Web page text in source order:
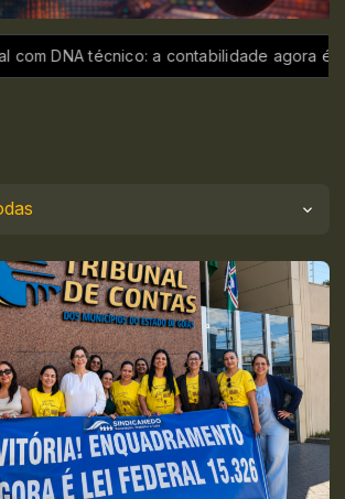
a contabilidade agora é a prova-rei nas